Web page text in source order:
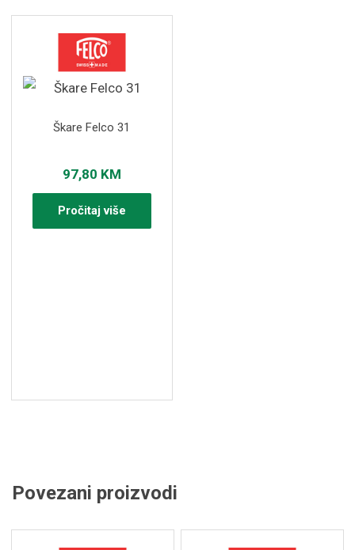
Škare Felco 31
97,80 KM
Pročitaj više
Povezani proizvodi